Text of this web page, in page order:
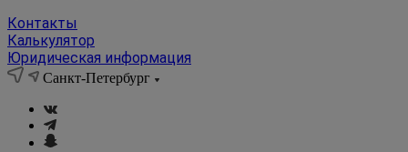
Контакты
Калькулятор
Юридическая информация
Санкт-Петербург